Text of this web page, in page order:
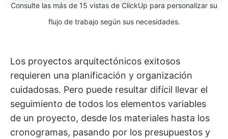
Consulte las más de 15 vistas de ClickUp para personalizar su
flujo de trabajo según sus necesidades.
Los proyectos arquitectónicos exitosos
requieren una planificación y organización
cuidadosas. Pero puede resultar difícil llevar el
seguimiento de todos los elementos variables
de un proyecto, desde los materiales hasta los
cronogramas, pasando por los presupuestos y